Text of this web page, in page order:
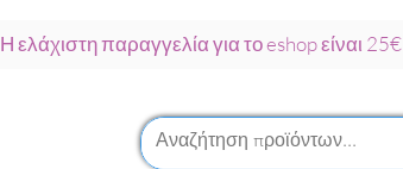
Η ελάχιστη παραγγελία για το eshop είναι 25€